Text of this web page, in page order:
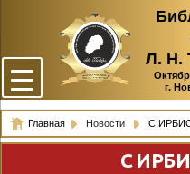
Л. Н.
г.
Главная Новости С
С